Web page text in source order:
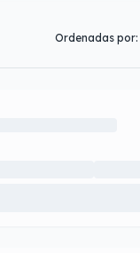
Ordenadas por: